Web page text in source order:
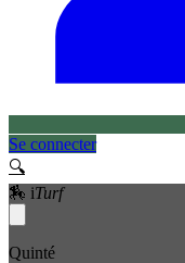
Se connecter
🔍
🏇 iTurf
Quinté